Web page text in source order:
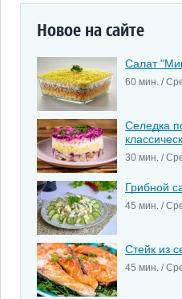
Новое на сайте
Салат
60 мин. /
Селедка
30 мин. /
Грибной
45 мин. /
Стейк из
45 мин. /